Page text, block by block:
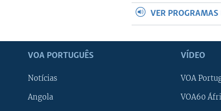
VER
VOA PORTUGUÊS
Notícias
Angola
VÍDEO
VOA
VOA60